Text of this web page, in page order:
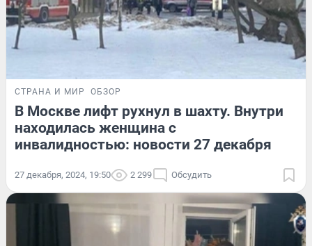
СТРАНА И МИР ОБЗОР
В Москве лифт рухнул в шахту. Внутри
находилась женщина с
инвалидностью: новости 27 декабря
27 декабря, 2024, 19:50 2 299 Обсудить